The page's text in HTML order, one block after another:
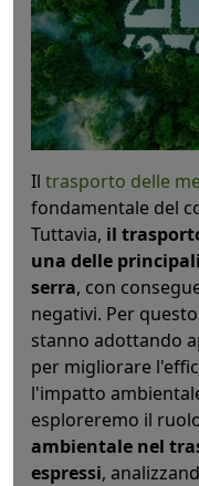
Il trasporto delle
fondamentale del
Tuttavia, il
una delle
serra, con
negativi. Per
stanno adottando
per migliorare
l'impatto
esploreremo il
ambientale nel
espressi,